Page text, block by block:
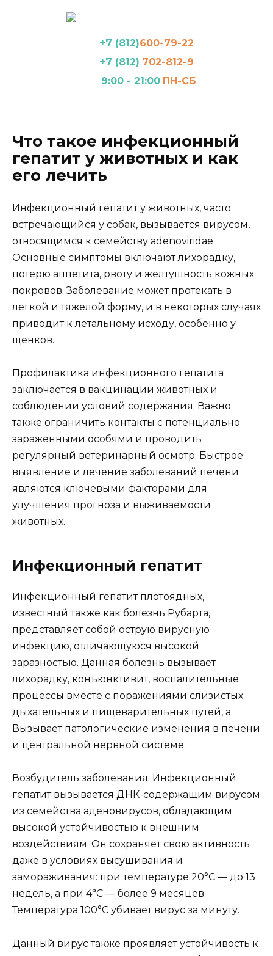
+7 (812)600-79-22
+7 (812) 702-812-9
9:00 - 21:00 ПН-СБ
Что такое инфекционный
гепатит у животных и как
его лечить
Инфекционный гепатит у животных, часто
встречающийся у собак, вызывается вирусом,
относящимся к семейству adenoviridae.
Основные симптомы включают лихорадку,
потерю аппетита, рвоту и желтушность кожных
покровов. Заболевание может протекать в
легкой и тяжелой форму, и в некоторых случаях
приводит к летальному исходу, особенно у
щенков.
Профилактика инфекционного гепатита
заключается в вакцинации животных и
соблюдении условий содержания. Важно
также ограничить контакты с потенциально
зараженными особями и проводить
регулярный ветеринарный осмотр. Быстрое
выявление и лечение заболеваний печени
являются ключевыми факторами для
улучшения прогноза и выживаемости
животных.
Инфекционный гепатит
Инфекционный гепатит плотоядных,
известный также как болезнь Рубарта,
представляет собой острую вирусную
инфекцию, отличающуюся высокой
заразностью. Данная болезнь вызывает
лихорадку, конъюнктивит, воспалительные
процессы вместе с поражениями слизистых
дыхательных и пищеварительных путей, а
Вызывает патологические изменения в печени
и центральной нервной системе.
Возбудитель заболевания. Инфекционный
гепатит вызывается ДНК-содержащим вирусом
из семейства аденовирусов, обладающим
высокой устойчивостью к внешним
воздействиям. Он сохраняет свою активность
даже в условиях высушивания и
замораживания: при температуре 20°C — до 13
недель, а при 4°C — более 9 месяцев.
Температура 100°C убивает вирус за минуту.
Данный вирус также проявляет устойчивость к